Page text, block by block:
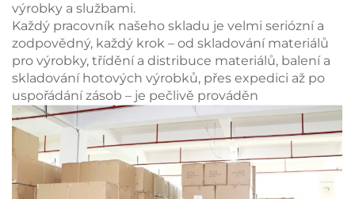
výrobky a službami.
Každý pracovník našeho skladu je velmi seriózní a
zodpovědný, každý krok – od skladování materiálů
pro výrobky, třídění a distribuce materiálů, balení a
skladování hotových výrobků, přes expedici až po
uspořádání zásob – je pečlivě prováděn